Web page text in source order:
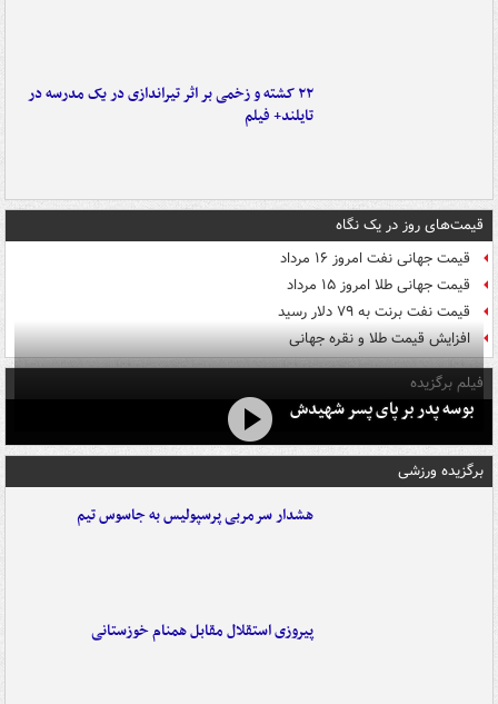
۲۲ کشته و زخمی بر اثر تیراندازی در یک مدرسه در
تایلند+ فیلم
قیمت‌های روز در یک نگاه
قیمت جهانی نفت امروز ۱۶ مرداد
قیمت جهانی طلا امروز ۱۵ مرداد
قیمت نفت برنت به ۷۹ دلار رسید
افزایش قیمت طلا و نقره جهانی
فیلم برگزیده
بوسه‌ پدر بر پای پسر شهیدش
برگزیده ورزشی
هشدار سرمربی پرسپولیس به جاسوس تیم
پیروزی استقلال مقابل همنام خوزستانی